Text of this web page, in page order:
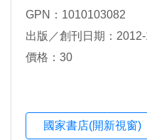
GPN：1010103082
出版／創刊日期：
價格：30
國家書店(開新視窗)